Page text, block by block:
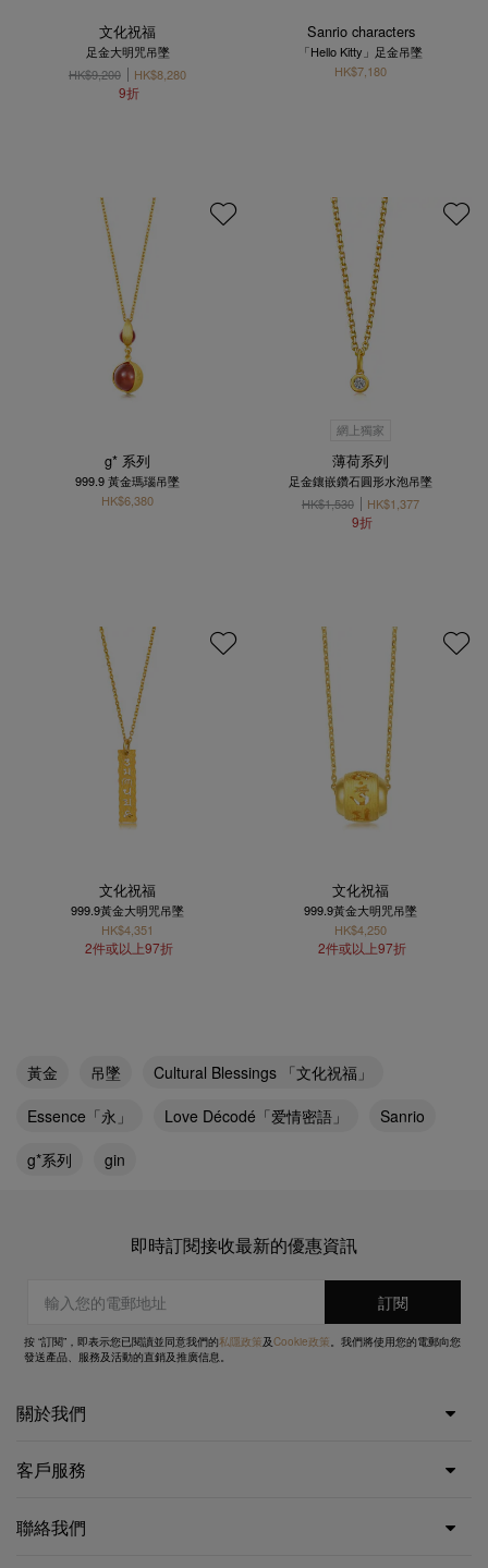
文化祝福
足金大明咒吊墜
HK$9,200
HK$8,280
9折
Sanrio characters
「Hello Kitty」足金吊墜
HK$7,180
g* 系列
999.9 黃金瑪瑙吊墜
HK$6,380
網上獨家
薄荷系列
足金鑲嵌鑽石圓形水泡吊墜
HK$1,530
HK$1,377
9折
文化祝福
999.9黃金大明咒吊墜
HK$4,351
2件或以上97折
文化祝福
999.9黃金大明咒吊墜
HK$4,250
2件或以上97折
黃金 吊墜
Cultural Blessings 「文化祝福」
Essence「永」
Love Décodé「爱情密語」
Sanrio
g*系列
gin
即時訂閱接收最新的優惠資訊
按 “訂閱”，即表示您已閱讀並同意我們的私隱政策及Cookie政策。我們將使用您的電郵向您
發送產品、服務及活動的直銷及推廣信息。
關於我們
客戶服務
聯絡我們